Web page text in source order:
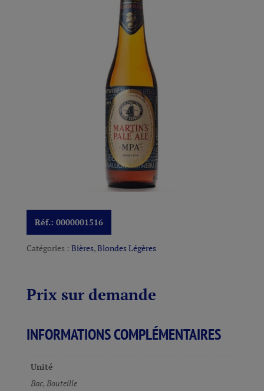
Réf.: 0000001516
Catégories : Bières,Blondes Légères
Prix sur demande
INFORMATIONS COMPLÉMENTAIRES
Unité
Bac, Bouteille